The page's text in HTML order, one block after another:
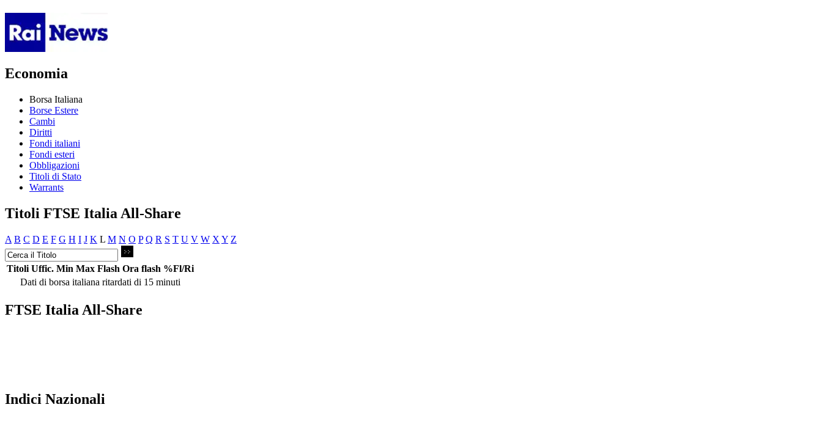
Economia
Borsa Italiana
Borse Estere
Cambi
Diritti
Fondi italiani
Fondi esteri
Obbligazioni
Titoli di Stato
Warrants
Titoli FTSE Italia All-Share
A B C D E F G H I J K L M N O P Q R S T U V W X Y Z
Titoli Uffic. Min Max Flash Ora flash %Fl/Ri
Dati di borsa italiana ritardati di 15 minuti
FTSE Italia All-Share
Indici Nazionali